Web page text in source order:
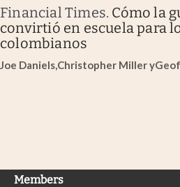
Financial Times. Cómo la
convirtió en escuela para
colombianos
Joe Daniels,Christopher Millery
Members